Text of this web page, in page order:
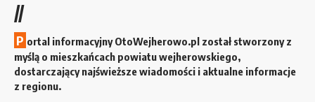
//
P ortal informacyjny OtoWejherowo.pl został stworzony z
myślą o mieszkańcach powiatu wejherowskiego,
dostarczający najświeższe wiadomości i aktualne informacje
z regionu.